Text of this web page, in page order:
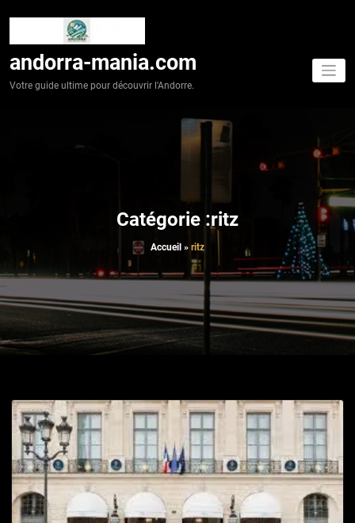
andorra-mania.com
Votre guide ultime pour découvrir l'Andorre.
Catégorie :ritz
Accueil » ritz